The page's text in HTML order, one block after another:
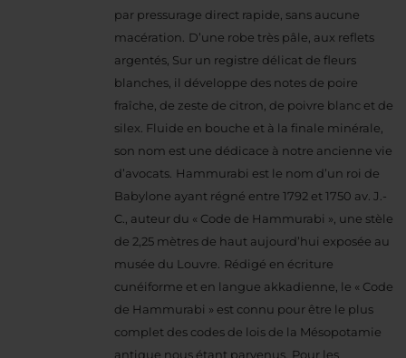
par pressurage direct rapide, sans aucune
macération. D’une robe très pâle, aux reflets
argentés, Sur un registre délicat de fleurs
blanches, il développe des notes de poire
fraîche, de zeste de citron, de poivre blanc et de
silex. Fluide en bouche et à la finale minérale,
son nom est une dédicace à notre ancienne vie
d’avocats. Hammurabi est le nom d’un roi de
Babylone ayant régné entre 1792 et 1750 av. J.-
C., auteur du « Code de Hammurabi », une stèle
de 2,25 mètres de haut aujourd’hui exposée au
musée du Louvre. Rédigé en écriture
cunéiforme et en langue akkadienne, le « Code
de Hammurabi » est connu pour être le plus
complet des codes de lois de la Mésopotamie
antique nous étant parvenus. Pour les